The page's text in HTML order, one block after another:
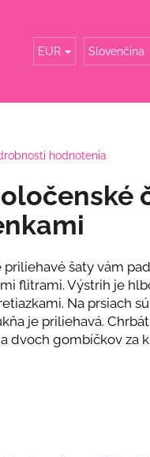
svadobné mamy
EUR Slovenčina
hodnotenia
šaty vám
flitrami. Výstrih je
Na prsiach
je priliehavá.
dvoch gombíčkov za
ŠATY S